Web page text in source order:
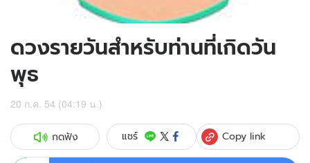
ดวงรายวันสำหรับท่านที่เกิดวัน
พุธ
20 ก.ค. 54 (04:19 น.)
กดฟัง แชร์ Copy link